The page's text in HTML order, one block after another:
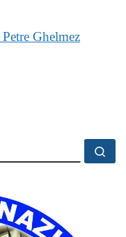
Ghelmez